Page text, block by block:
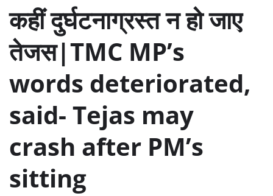
कहीं दुर्घटनाग्रस्त न हो जाए
तेजस|TMC MP’s
words deteriorated,
said- Tejas may
crash after PM’s
sitting